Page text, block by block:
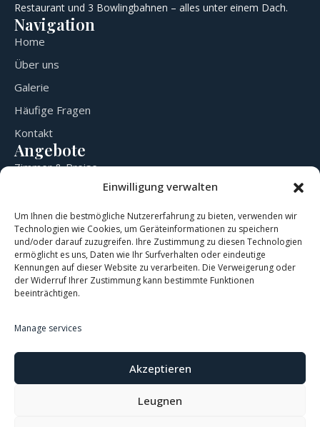
Einwilligung verwalten
Um Ihnen die bestmögliche Nutzererfahrung zu bieten, verwenden wir
Technologien wie Cookies, um Geräteinformationen zu speichern
und/oder darauf zuzugreifen. Ihre Zustimmung zu diesen Technologien
ermöglicht es uns, Daten wie Ihr Surfverhalten oder eindeutige
Kennungen auf dieser Website zu verarbeiten. Die Verweigerung oder
der Widerruf Ihrer Zustimmung kann bestimmte Funktionen
beeinträchtigen.
Manage services
Akzeptieren
Leugnen
Restaurant und 3 Bowlingbahnen – alles unter einem Dach.
Navigation
Home
Über uns
Galerie
Häufige Fragen
Kontakt
Angebote
Zimmer & Preise
Veranstaltungssaal
/restaurant
Bowling
Kontaktieren Sie uns
Marktplatz 4, 3364 Neuhofen an der Ybbs Österreich
office.neuhof@gmail.com